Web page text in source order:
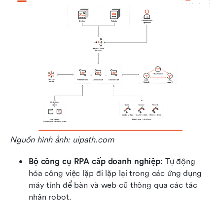
Nguồn hình ảnh: uipath.com
Bộ công cụ RPA cấp doanh nghiệp: Tự động
hóa công việc lặp đi lặp lại trong các ứng dụng
máy tính để bàn và web cũ thông qua các tác
nhân robot.